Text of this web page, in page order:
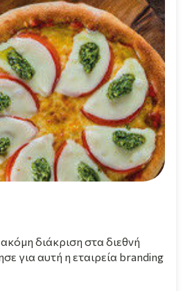
διάκριση στα διεθνή
για αυτή η εταιρεία branding